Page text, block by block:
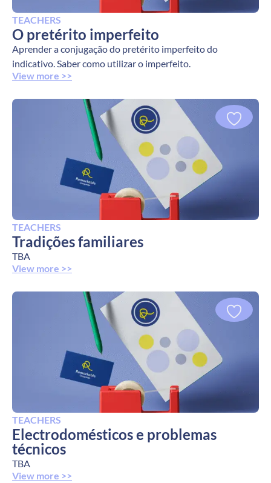
TEACHERS
O pretérito imperfeito
Aprender a conjugação do pretérito imperfeito do
indicativo. Saber como utilizar o imperfeito.
View more >>
TEACHERS
Tradições familiares
TBA
View more >>
TEACHERS
Electrodomésticos e problemas
técnicos
TBA
View more >>